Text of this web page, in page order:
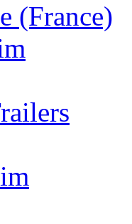
(France)